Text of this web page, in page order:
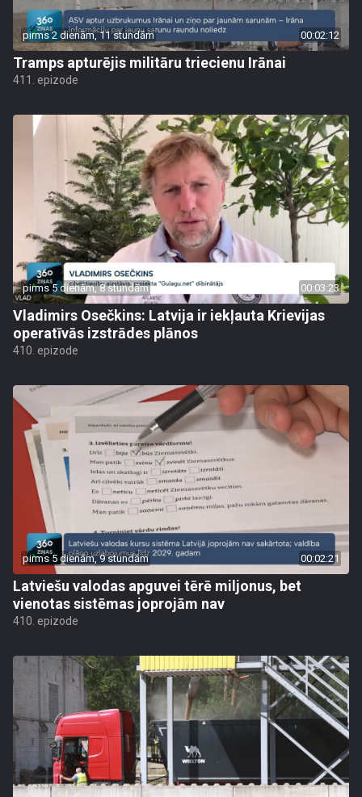
pirms 2 dienām, 11 stundām 00:02:12
Tramps apturējis militāru triecienu Irānai
411. epizode
pirms 5 dienām, 8 stundām 00:03:23
Vladimirs Osečkins: Latvija ir iekļauta Krievijas
operatīvās izstrādes plānos
410. epizode
pirms 5 dienām, 9 stundām 00:02:21
Latviešu valodas apguvei tērē miljonus, bet
vienotas sistēmas joprojām nav
410. epizode